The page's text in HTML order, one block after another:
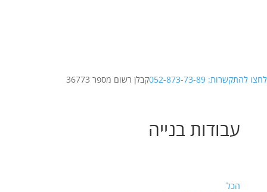
לחצו להתקשרות: 052-873-73-89 קבלן רשום מספר 36773
עבודות בנייה
הכל